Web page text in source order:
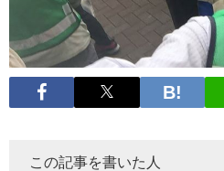
この記事を書いた人